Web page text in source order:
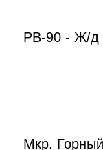
РВ-90 - Ж/д
Мкр.